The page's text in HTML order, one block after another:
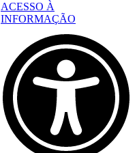
ACESSO À
INFORMAÇÃO